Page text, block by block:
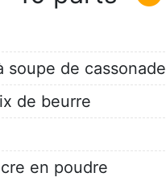
soupe de cassonade
de beurre
en poudre